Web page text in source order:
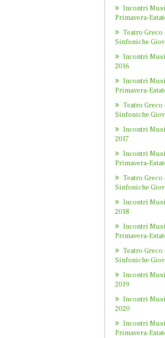
Incontri
Primavera-
Teatro
Sinfoniche
Incontri
2016
Incontri
Primavera-
Teatro
Sinfoniche
Incontri
2017
Incontri
Primavera-
Teatro
Sinfoniche
Incontri
2018
Incontri
Primavera-
Teatro
Sinfoniche
Incontri
2019
Incontri
2020
Incontri
Primavera-